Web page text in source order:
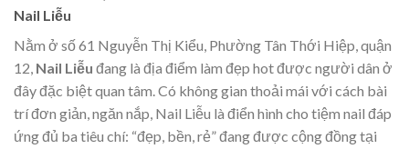
Nail Liễu
Nằm ở số 61 Nguyễn Thị Kiểu, Phường Tân Thới Hiệp, quận
12, Nail Liễu đang là địa điểm làm đẹp hot được người dân ở
đây đặc biệt quan tâm. Có không gian thoải mái với cách bài
trí đơn giản, ngăn nắp, Nail Liễu là điển hình cho tiệm nail đáp
ứng đủ ba tiêu chí: “đẹp, bền, rẻ” đang được cộng đồng tại